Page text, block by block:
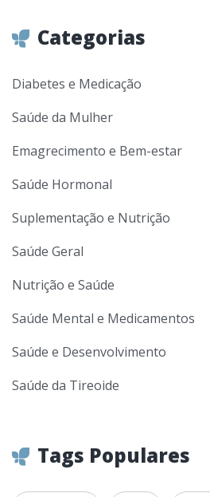
Categorias
Diabetes e Medicação
Saúde da Mulher
Emagrecimento e Bem-estar
Saúde Hormonal
Suplementação e Nutrição
Saúde Geral
Nutrição e Saúde
Saúde Mental e Medicamentos
Saúde e Desenvolvimento
Saúde da Tireoide
Tags Populares